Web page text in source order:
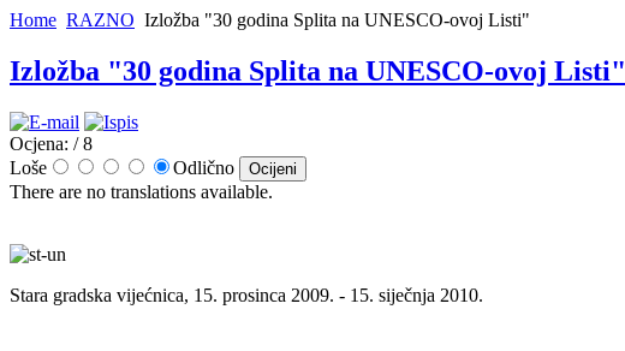
Home RAZNO Izložba "30 godina Splita na UNESCO-ovoj Listi"
Izložba "30 godina Splita na UNESCO-ovoj Listi"
Ocjena: / 8
Loše
Odlično
There are no translations available.
Stara gradska vijećnica, 15. prosinca 2009. - 15. siječnja 2010.